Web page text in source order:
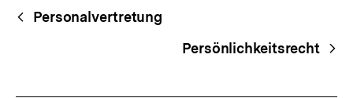
Begriffsnavigation
Content-
Navigation
Personalvertretung
Persönlichkeitsrecht